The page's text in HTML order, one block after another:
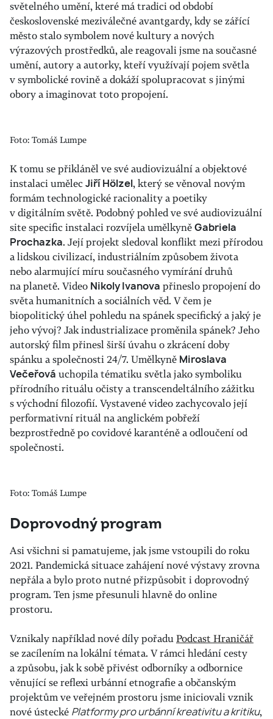
světelného umění, které má tradici od období
československé meziválečné avantgardy, kdy se zářící
město stalo symbolem nové kultury a nových
výrazových prostředků, ale reagovali jsme na současné
umění, autory a autorky, kteří využívají pojem světla
v symbolické rovině a dokáží spolupracovat s jinými
obory a imaginovat toto propojení.
Foto: Tomáš Lumpe
K tomu se přikláněl ve své audiovizuální a objektové
instalaci umělec Jiří Hölzel, který se věnoval novým
formám technologické racionality a poetiky
v digitálním světě. Podobný pohled ve své audiovizuální
site specific instalaci rozvíjela umělkyněGabriela
Prochazka. Její projekt sledoval konflikt mezi přírodou
a lidskou civilizací, industriálním způsobem života
nebo alarmující míru současného vymírání druhů
na planetě. Video Nikoly Ivanova přineslo propojení do
světa humanitních a sociálních věd. V čem je
biopolitický úhel pohledu na spánek specifický a jaký je
jeho vývoj? Jak industrializace proměnila spánek? Jeho
autorský film přinesl širší úvahu o zkrácení doby
spánku a společnosti 24/7. Umělkyně Miroslava
Večeřová uchopila tématiku světla jako symboliku
přírodního rituálu očisty a transcendeltálního zážitku
s východní filozofií. Vystavené video zachycovalo její
performativní rituál na anglickém pobřeží
bezprostředně po covidové karanténě a odloučení od
společnosti.
Foto: Tomáš Lumpe
Doprovodný program
Asi všichni si pamatujeme, jak jsme vstoupili do roku
2021. Pandemická situace zahájení nové výstavy zrovna
nepřála a bylo proto nutné přizpůsobit i doprovodný
program. Ten jsme přesunuli hlavně do online
prostoru.
Vznikaly například nové díly pořaduPodcast Hraničář
se zacílením na lokální témata. V rámci hledání cesty
a způsobu, jak k sobě přivést odborníky a odbornice
věnující se reflexi urbánní etnografie a občanským
projektům ve veřejném prostoru jsme iniciovali vznik
nové ústecké Platformy pro urbánní kreativitu a kritiku,